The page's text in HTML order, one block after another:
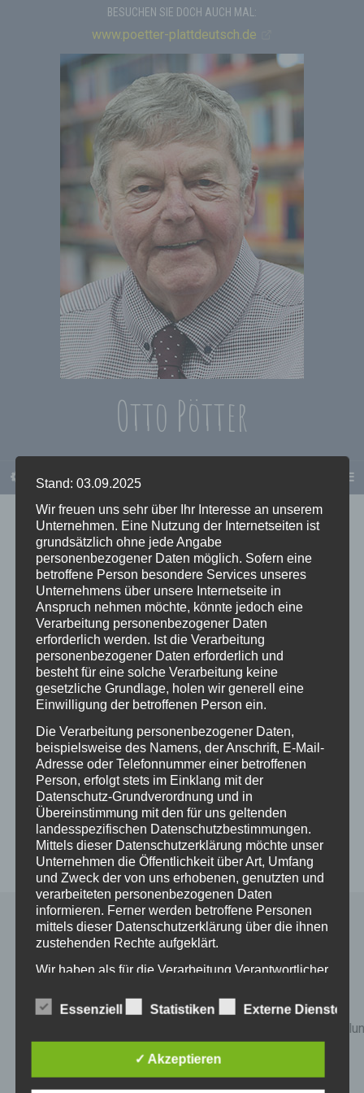
BESUCHEN SIE DOCH AUCH MAL:
www.poetter-plattdeutsch.de
Otto Pötter
PERSÖNLICHKEITSENTWICKLUNG
buch_frohzusein
ÜberOtto Pötter
Als Dozent für
(sinnzentrierte)
Stand: 03.09.2025
Wir freuen uns sehr über Ihr Interesse an unserem
Unternehmen. Eine Nutzung der Internetseiten ist
grundsätzlich ohne jede Angabe
personenbezogener Daten möglich. Sofern eine
betroffene Person besondere Services unseres
Unternehmens über unsere Internetseite in
Anspruch nehmen möchte, könnte jedoch eine
Verarbeitung personenbezogener Daten
erforderlich werden. Ist die Verarbeitung
personenbezogener Daten erforderlich und
besteht für eine solche Verarbeitung keine
gesetzliche Grundlage, holen wir generell eine
Einwilligung der betroffenen Person ein.
Die Verarbeitung personenbezogener Daten,
beispielsweise des Namens, der Anschrift, E-Mail-
Adresse oder Telefonnummer einer betroffenen
Person, erfolgt stets im Einklang mit der
Datenschutz-Grundverordnung und in
Übereinstimmung mit den für uns geltenden
landesspezifischen Datenschutzbestimmungen.
Mittels dieser Datenschutzerklärung möchte unser
Unternehmen die Öffentlichkeit über Art, Umfang
und Zweck der von uns erhobenen, genutzten und
verarbeiteten personenbezogenen Daten
informieren. Ferner werden betroffene Personen
mittels dieser Datenschutzerklärung über die ihnen
zustehenden Rechte aufgeklärt.
Wir haben als für die Verarbeitung Verantwortlicher
Maßnahmen umgesetzt, um einen möglichst
lückenlosen Schutz der über diese Internetseite
sicherzustellen. Dennoch können Internetbasierte
Datenübertragungen grundsätzlich
Essenziell Statistiken Externe Dienste
✓ Akzeptieren